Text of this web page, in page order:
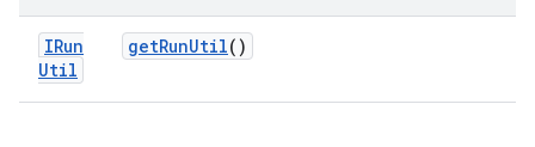
IRun
Util
getRunUtil()